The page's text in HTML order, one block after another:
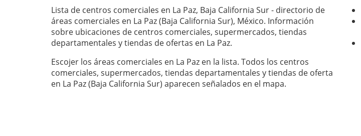
Lista de centros comerciales en La Paz, Baja California Sur - directorio de
áreas comerciales en La Paz (Baja California Sur), México. Información
sobre ubicaciones de centros comerciales, supermercados, tiendas
departamentales y tiendas de ofertas en La Paz.
Escojer los áreas comerciales en La Paz en la lista. Todos los centros
comerciales, supermercados, tiendas departamentales y tiendas de oferta
en La Paz (Baja California Sur) aparecen señalados en el mapa.